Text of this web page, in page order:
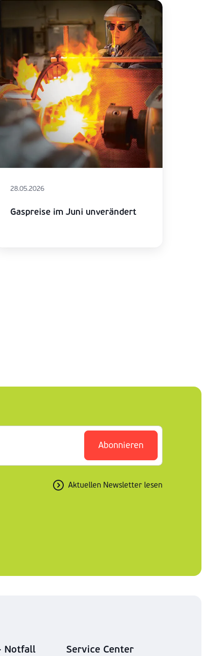
28.05.2026
Gaspreise im Juni unverändert
Abonnieren
Aktuellen Newsletter lesen
Notfall Service Center